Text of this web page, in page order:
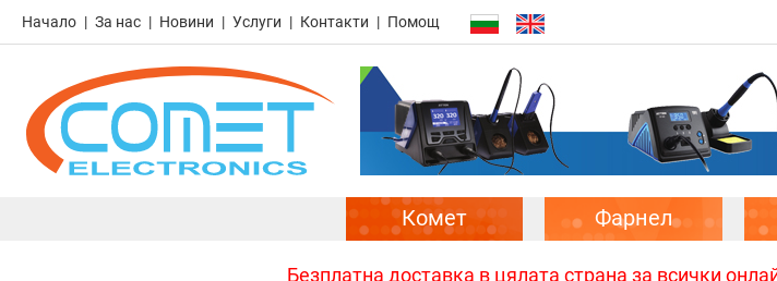
Начало За нас Новини Услуги Контакти Помощ
Комет Фарнел
Безплатна доставка в цялата страна за всички